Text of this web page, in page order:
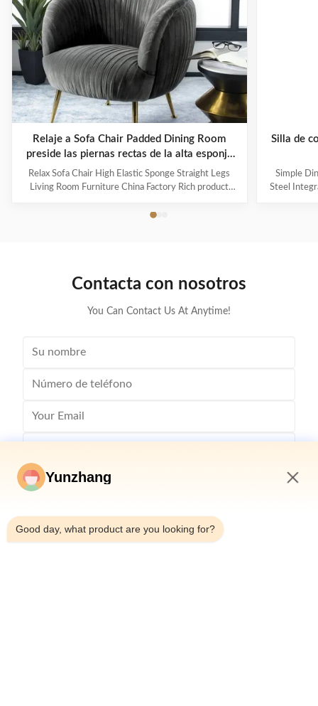
Relaje a Sofa Chair Padded Dining Room
preside las piernas rectas de la alta esponja
elástico
Relax Sofa Chair High Elastic Sponge Straight Legs
Living Room Furniture China Factory Rich product
modern style, a variety of exquisite furniture and
Silla de
Simple
Steel
Contacta con nosotros
You Can Contact Us At Anytime!
Yunzhang
Good day, what product are you looking for?